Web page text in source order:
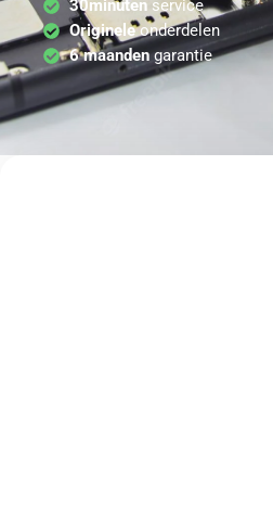
30minutenservice
Origineleonderdelen
6 maandengarantie